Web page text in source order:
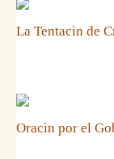
La Tentacin de
Oracin por el